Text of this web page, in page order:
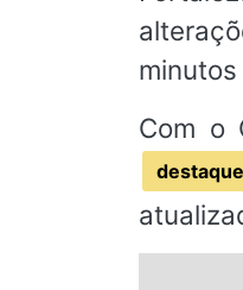
Com o
destaque